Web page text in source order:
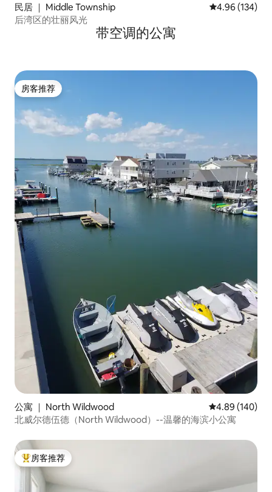
民居 ｜ Middle Township 平均评分 4.96
4.96 (134)
后湾区的壮丽风光
带空调的公寓
房客推荐
房客推荐
公寓 ｜ North Wildwood 平均评分 4.89
4.89 (140)
北威尔德伍德（North Wildwood）--温馨的海滨小公寓
热门「房客推荐」
房客推荐